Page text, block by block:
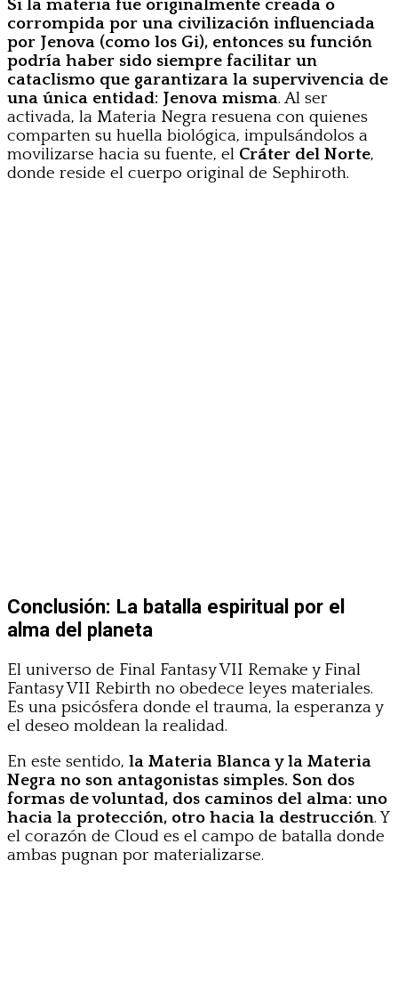
Si la materia fue originalmente creada o
corrompida por una civilización influenciada
por Jenova (como los Gi), entonces su función
podría haber sido siempre facilitar un
cataclismo que garantizara la supervivencia de
una única entidad: Jenova misma. Al ser
activada, la Materia Negra resuena con quienes
comparten su huella biológica, impulsándolos a
movilizarse hacia su fuente, el Cráter del Norte,
donde reside el cuerpo original de Sephiroth.
Conclusión: La batalla espiritual por el
alma del planeta
El universo de Final Fantasy VII Remake y Final
Fantasy VII Rebirth no obedece leyes materiales.
Es una psicósfera donde el trauma, la esperanza y
el deseo moldean la realidad.
En este sentido, la Materia Blanca y la Materia
Negra no son antagonistas simples. Son dos
formas de voluntad, dos caminos del alma: uno
hacia la protección, otro hacia la destrucción. Y
el corazón de Cloud es el campo de batalla donde
ambas pugnan por materializarse.